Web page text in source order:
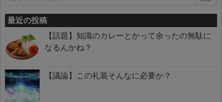
最近の投稿
【話題】知識のカレーとかって余ったの無駄に
なるんかね？
【議論】この礼装そんなに必要か？